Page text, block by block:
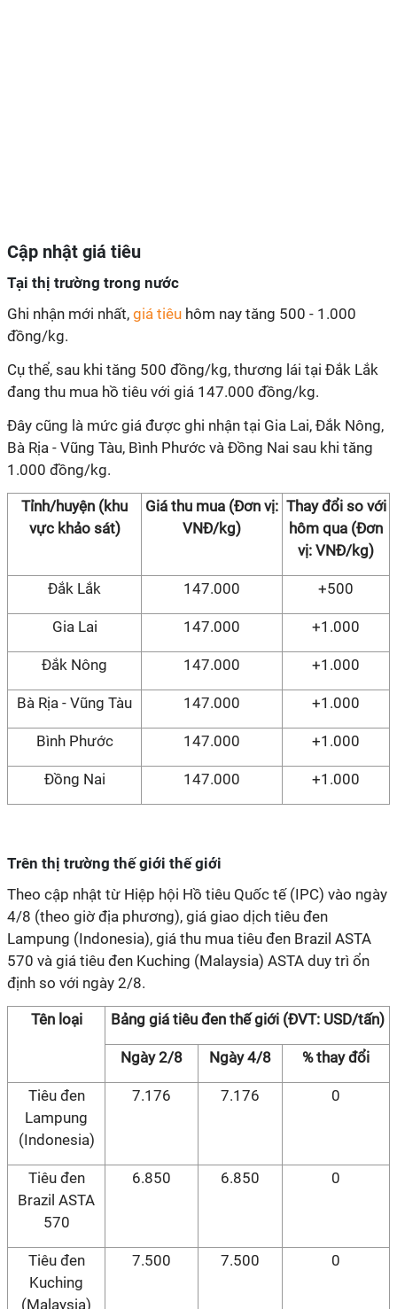
Cập nhật giá tiêu
Tại thị trường trong nước
Ghi nhận mới nhất, giá tiêu hôm nay tăng 500 - 1.000
đồng/kg.
Cụ thể, sau khi tăng 500 đồng/kg, thương lái tại Đắk Lắk
đang thu mua hồ tiêu với giá 147.000 đồng/kg.
Đây cũng là mức giá được ghi nhận tại Gia Lai, Đắk Nông,
Bà Rịa - Vũng Tàu, Bình Phước và Đồng Nai sau khi tăng
1.000 đồng/kg.
Tỉnh/huyện (khu
vực khảo sát)
Giá thu mua (Đơn vị:
VNĐ/kg)
Thay đổi so với
hôm qua (Đơn
vị: VNĐ/kg)
Đắk Lắk 147.000 +500
Gia Lai 147.000 +1.000
Đắk Nông 147.000 +1.000
Bà Rịa - Vũng Tàu 147.000 +1.000
Bình Phước 147.000 +1.000
Đồng Nai 147.000 +1.000
Trên thị trường thế giới thế giới
Theo cập nhật từ Hiệp hội Hồ tiêu Quốc tế (IPC) vào ngày
4/8 (theo giờ địa phương), giá giao dịch tiêu đen
Lampung (Indonesia), giá thu mua tiêu đen Brazil ASTA
570 và giá tiêu đen Kuching (Malaysia) ASTA duy trì ổn
định so với ngày 2/8.
Tên loại Bảng giá tiêu đen thế giới (ĐVT: USD/tấn)
Ngày 2/8 Ngày 4/8 % thay đổi
Tiêu đen
Lampung
(Indonesia)
7.176 7.176 0
Tiêu đen
Brazil ASTA
570
6.850 6.850 0
Tiêu đen
Kuching
(Malaysia)
7.500 7.500 0